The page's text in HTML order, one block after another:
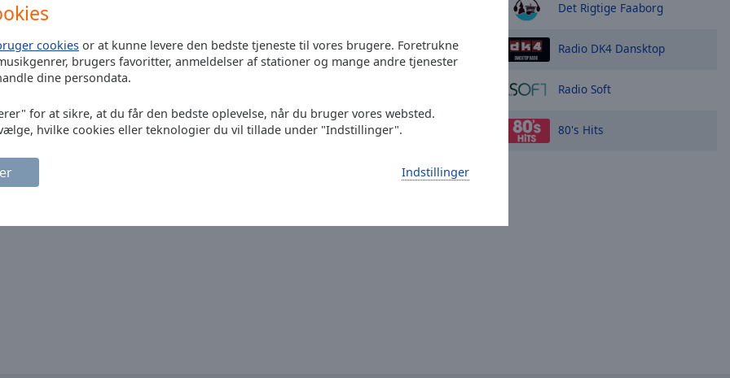
cookies or at kunne levere den bedste tjeneste til vores brugere. Foretrukne
brugers favoritter, anmeldelser af stationer og mange andre tjenester
dine persondata.
for at sikre, at du får den bedste oplevelse, når du bruger vores websted.
hvilke cookies eller teknologier du vil tillade under "Indstillinger".
Indstillinger
Det Rigtige Faaborg
Radio DK4 Dansktop
Radio Soft
80's Hits